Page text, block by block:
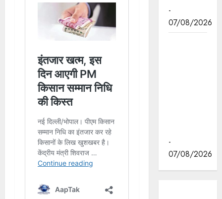
-
07/08/2026
-
07/08/2026